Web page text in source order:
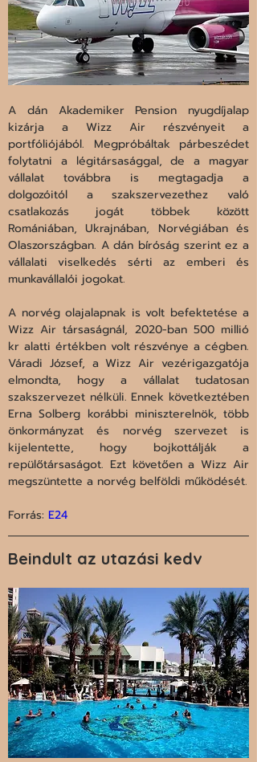
A dán Akademiker Pension nyugdíjalap
kizárja a Wizz Air részvényeit a
portfóliójából. Megpróbáltak párbeszédet
folytatni a légitársasággal, de a magyar
vállalat továbbra is megtagadja a
dolgozóitól a szakszervezethez való
csatlakozás jogát többek között
Romániában, Ukrajnában, Norvégiában és
Olaszországban. A dán bíróság szerint ez a
vállalati viselkedés sérti az emberi és
munkavállalói jogokat.
A norvég olajalapnak is volt befektetése a
Wizz Air társaságnál, 2020-ban 500 millió
kr alatti értékben volt részvénye a cégben.
Váradi József, a Wizz Air vezérigazgatója
elmondta, hogy a vállalat tudatosan
szakszervezet nélküli. Ennek következtében
Erna Solberg korábbi miniszterelnök, több
önkormányzat és norvég szervezet is
kijelentette, hogy bojkottálják a
repülőtársaságot. Ezt követően a Wizz Air
megszüntette a norvég belföldi működését.
Forrás: E24
Beindult az utazási kedv